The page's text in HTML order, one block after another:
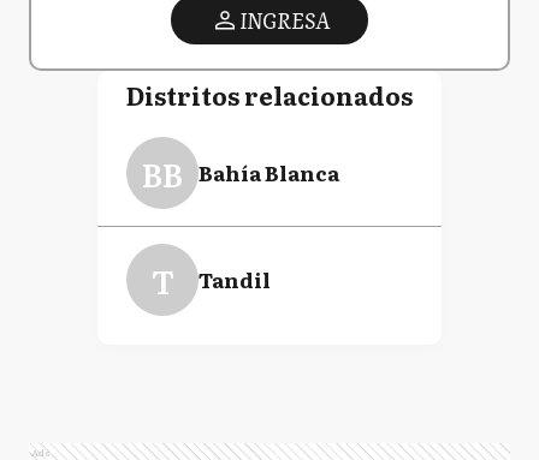
INGRESA
Distritos relacionados
BB Bahía Blanca
T Tandil
Ads